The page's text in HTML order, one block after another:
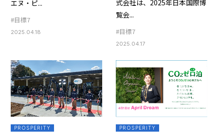
エヌ・ピ...
#目標7
2025.04.18
式会社は、2025年日本国際博
覧会...
#目標7
2025.04.17
PROSPERITY PROSPERITY